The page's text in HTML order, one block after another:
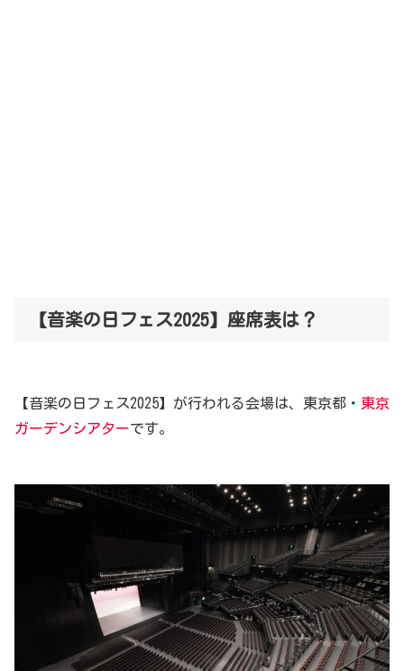
【音楽の日フェス2025】座席表は？
【音楽の日フェス2025】が行われる会場は、東京都・ 東京
ガーデンシアターです。